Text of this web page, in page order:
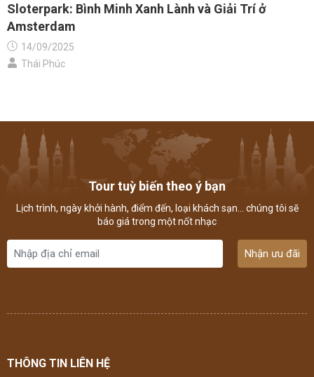
Sloterpark: Bình Minh Xanh Lành và Giải Trí ở
Amsterdam
14/09/2025
Thái Phúc
Tour tuỳ biến theo ý bạn
Lịch trình, ngày khởi hành, điểm đến, loại khách sạn... chúng tôi sẽ
báo giá trong một nốt nhạc
Nhận ưu đãi
THÔNG TIN LIÊN HỆ